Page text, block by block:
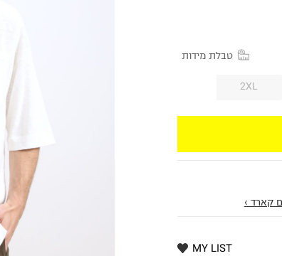
טבלת מידות
2XL
קארד ›
MY LIST